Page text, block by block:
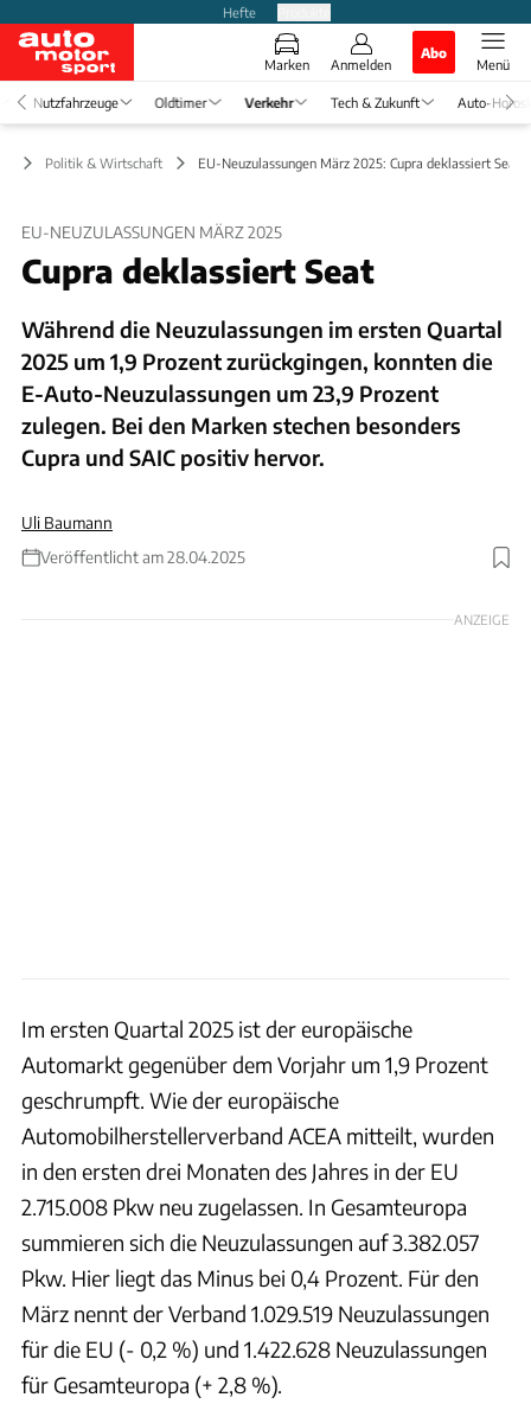
Hefte
Marken Anmelden
Abo
Menü
Nutzfahrzeuge Oldtimer Verkehr Tech & Zukunft Auto-
Politik & Wirtschaft EU-Neuzulassungen März 2025: Cupra deklassiert Seat
EU-NEUZULASSUNGEN MÄRZ 2025
Cupra deklassiert Seat
Während die Neuzulassungen im ersten Quartal
2025 um 1,9 Prozent zurückgingen, konnten die
E-Auto-Neuzulassungen um 23,9 Prozent
zulegen. Bei den Marken stechen besonders
Cupra und SAIC positiv hervor.
Uli Baumann
Veröffentlicht am 28.04.2025
Foto: Cupra
ANZEIGE
Im ersten Quartal 2025 ist der europäische
Automarkt gegenüber dem Vorjahr um 1,9 Prozent
geschrumpft. Wie der europäische
Automobilherstellerverband ACEA mitteilt, wurden
in den ersten drei Monaten des Jahres in der EU
2.715.008 Pkw neu zugelassen. In Gesamteuropa
summieren sich die Neuzulassungen auf 3.382.057
Pkw. Hier liegt das Minus bei 0,4 Prozent. Für den
März nennt der Verband 1.029.519 Neuzulassungen
für die EU (- 0,2 %) und 1.422.628 Neuzulassungen
für Gesamteuropa (+ 2,8 %).